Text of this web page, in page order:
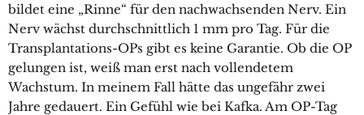
bildet eine „Rinne“ für den nachwachsenden Nerv. Ein
Nerv wächst durchschnittlich 1 mm pro Tag. Für die
Transplantations-OPs gibt es keine Garantie. Ob die OP
gelungen ist, weiß man erst nach vollendetem
Wachstum. In meinem Fall hätte das ungefähr zwei
Jahre gedauert. Ein Gefühl wie bei Kafka. Am OP-Tag